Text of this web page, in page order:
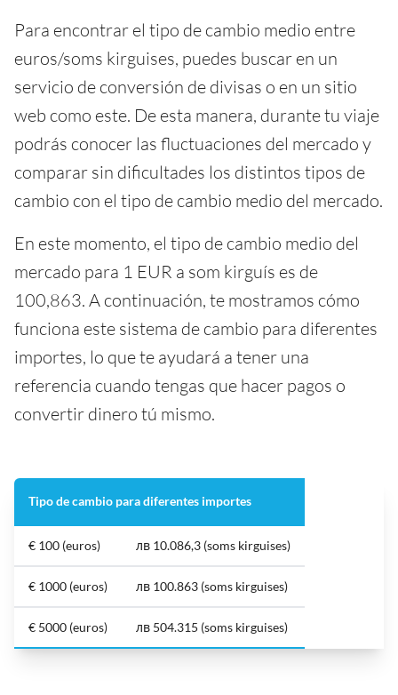
Para encontrar el tipo de cambio medio entre
euros/soms kirguises, puedes buscar en un
servicio de conversión de divisas o en un sitio
web como este. De esta manera, durante tu viaje
podrás conocer las fluctuaciones del mercado y
comparar sin dificultades los distintos tipos de
cambio con el tipo de cambio medio del mercado.
En este momento, el tipo de cambio medio del
mercado para 1 EUR a som kirguís es de
100,863. A continuación, te mostramos cómo
funciona este sistema de cambio para diferentes
importes, lo que te ayudará a tener una
referencia cuando tengas que hacer pagos o
convertir dinero tú mismo.
Tipo de cambio para diferentes importes
€ 100 (euros) лв 10.086,3 (soms kirguises)
€ 1000 (euros) лв 100.863 (soms kirguises)
€ 5000 (euros) лв 504.315 (soms kirguises)